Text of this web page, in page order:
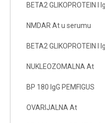
BETA2 GLIKOPROTEIN I
NMDAR At u serumu
BETA2 GLIKOPROTEIN I
NUKLEOZOMALNA At
BP 180 IgG PEMFIGUS
OVARIJALNA At